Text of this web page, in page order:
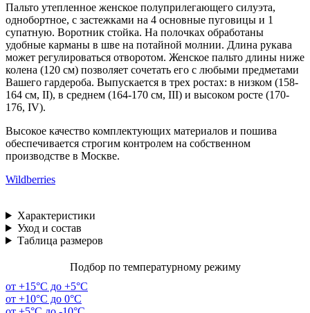
Пальто утепленное женское полуприлегающего силуэта,
однобортное, с застежками на 4 основные пуговицы и 1
супатную. Воротник стойка. На полочках обработаны
удобные карманы в шве на потайной молнии. Длина рукава
может регулироваться отворотом. Женское пальто длины ниже
колена (120 см) позволяет сочетать его с любыми предметами
Вашего гардероба. Выпускается в трех ростах: в низком (158-
164 см, II), в среднем (164-170 см, III) и высоком росте (170-
176, IV).
Высокое качество комплектующих материалов и пошива
обеспечивается строгим контролем на собственном
производстве в Москве.
Wildberries
Характеристики
Уход и состав
Таблица размеров
Подбор по температурному режиму
от +15°C до +5°C
от +10°C до 0°C